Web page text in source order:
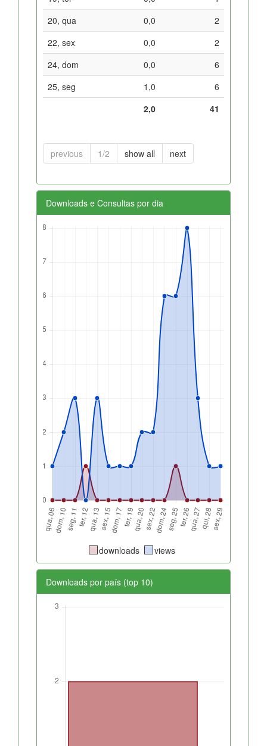
20, qua
0,0
2
22, sex
0,0
2
24, dom
0,0
6
25, seg
1,0
6
2,0
41
previous 1/2 show all next
Downloads e Consultas por dia
downloads views
Downloads por país (top 10)